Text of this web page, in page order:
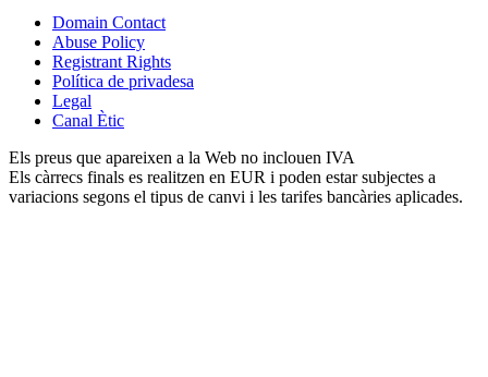
Domain Contact
Abuse Policy
Registrant Rights
Política de privadesa
Legal
Canal Ètic
Els preus que apareixen a la Web no inclouen IVA
Els càrrecs finals es realitzen en EUR i poden estar subjectes a
variacions segons el tipus de canvi i les tarifes bancàries aplicades.